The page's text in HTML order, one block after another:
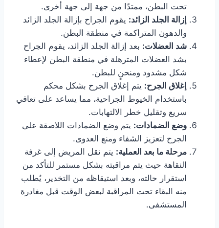
تحت البطن، ممتدًا من جهة إلى جهة أخرى.
إزالة الجلد الزائد: يقوم الجراح بإزالة الجلد الزائد
والدهون المتراكمة في منطقة البطن.
شد العضلات: بعد إزالة الجلد الزائد، يقوم الجراح
بشد العضلات المترهلة في منطقة البطن لإعطاء
شكل مشدود ومنحنٍ للبطن.
إغلاق الجرح: يتم إغلاق الجرح بشكل محكم
باستخدام الخيوط الجراحية، مما يساعد على تعافي
سريع وتقليل خطر الالتهابات.
وضع الضمادات: يتم وضع الضمادات اللاصقة على
الجرح لتعزيز الشفاء ومنع العدوى.
مرحلة ما بعد العملية: يتم نقل المريض إلى غرفة
النقاهة حيث يتم مراقبته بشكل مستمر للتأكد من
استقرار حالته، وبعد استيقاظه من التخدير، يُطلب
منه البقاء تحت المراقبة لبعض الوقت قبل مغادرة
المستشفى.